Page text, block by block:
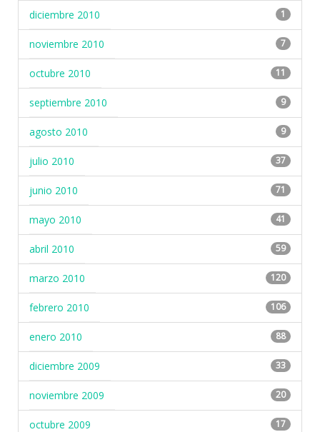
diciembre 2010 1
noviembre 2010 7
octubre 2010 11
septiembre 2010 9
agosto 2010 9
julio 2010 37
junio 2010 71
mayo 2010 41
abril 2010 59
marzo 2010 120
febrero 2010 106
enero 2010 88
diciembre 2009 33
noviembre 2009 20
octubre 2009 17